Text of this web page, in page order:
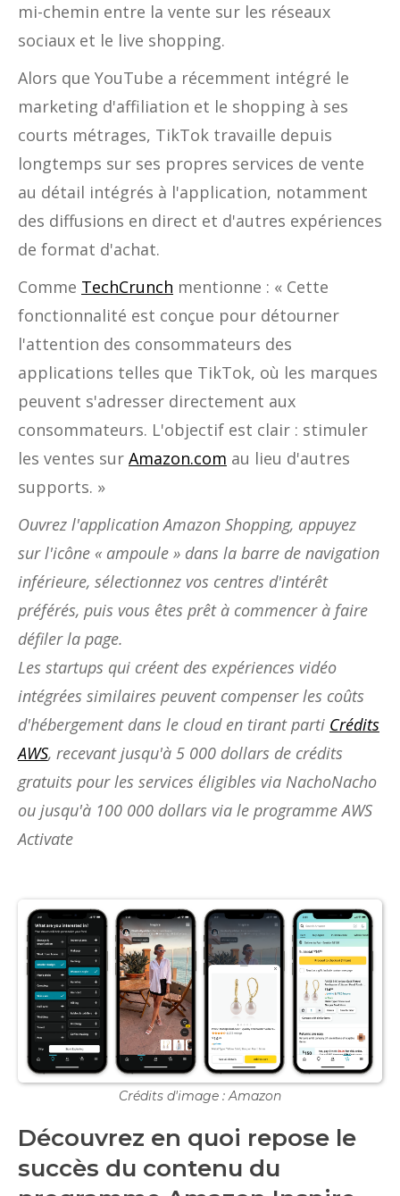
mi-chemin entre la vente sur les réseaux
sociaux et le live shopping.
Alors que YouTube a récemment intégré le
marketing d'affiliation et le shopping à ses
courts métrages, TikTok travaille depuis
longtemps sur ses propres services de vente
au détail intégrés à l'application, notamment
des diffusions en direct et d'autres expériences
de format d'achat.
Comme TechCrunch mentionne : « Cette
fonctionnalité est conçue pour détourner
l'attention des consommateurs des
applications telles que TikTok, où les marques
peuvent s'adresser directement aux
consommateurs. L'objectif est clair : stimuler
les ventes sur Amazon.com au lieu d'autres
supports. » ‍
Ouvrez l'application Amazon Shopping, appuyez
sur l'icône « ampoule » dans la barre de navigation
inférieure, sélectionnez vos centres d'intérêt
préférés, puis vous êtes prêt à commencer à faire
défiler la page.
Les startups qui créent des expériences vidéo
intégrées similaires peuvent compenser les coûts
d'hébergement dans le cloud en tirant parti Crédits
AWS, recevant jusqu'à 5 000 dollars de crédits
gratuits pour les services éligibles via NachoNacho
ou jusqu'à 100 000 dollars via le programme AWS
Activate
Crédits d'image : Amazon
Découvrez en quoi repose le
succès du contenu du